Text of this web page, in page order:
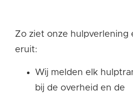
Zo ziet onze hulpverlening
eruit:
Wij melden elk
bij de overheid en de